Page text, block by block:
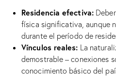
Residencia efectiva:
física significativa, aunque
durante el período de
Vínculos reales: La
demostrable – conexiones
conocimiento básico del